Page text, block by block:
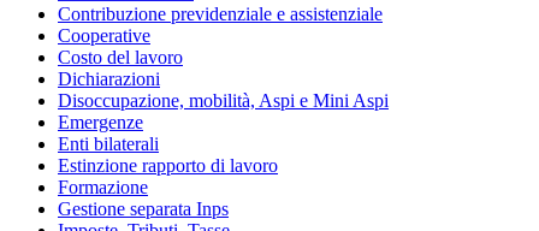
Contribuzione previdenziale e assistenziale
Cooperative
Costo del lavoro
Dichiarazioni
Disoccupazione, mobilità, Aspi e Mini Aspi
Emergenze
Enti bilaterali
Estinzione rapporto di lavoro
Formazione
Gestione separata Inps